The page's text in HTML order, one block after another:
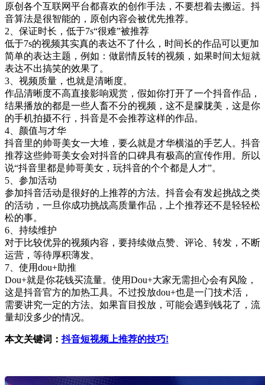
原创各个互联网平台都喜欢的创作手法，不要想着去搬运。抖
音算法是很智能的，原创内容会被优先推荐。
2、保证时长，低于7s“很难”被推荐
低于7s的视频其实真的表达不了什么，时间长的作品可以更加
简单的表达主题，例如：做剧情反转的视频，如果时间太短就
表达不出搞笑的效果了。
3、视频质量，也就是清晰度。
作品清晰度不高直接影响观赏，假如你打开了一个抖音作品，
结果播放的都是一些人畜不分的视频，这不是朦胧美，这是你
的手机拍摄不行，抖音是不会推荐这样的作品。
4、颜值与才华
抖音里的帅哥美女一大堆，要么就是才华横溢的手艺人。抖音
推荐这些帅哥美女会对抖音的口碑具有极高的宣传作用。所以
说“抖音里都是帅哥美女，玩抖音的个个都是人才”。
5、参加活动
参加抖音活动是很好的上推荐的方法。抖音会有发起挑战之类
的活动，一旦你成功挑战高质量作品，上个推荐还不是轻轻松
松的事。
6、持续维护
对于比较优异的视频内容，要持续做点赞、评论、转发，不断
运营，等待厚积薄发。
7、使用dou+助推
Dou+就是你花钱买流量。使用Dou+大家无需担心会有风险，
这是抖音官方的加热工具。不过投放dou+也是一门技术活，
需要讲究一定的方法。如果盲目投放，可能会遇到钱花了，流
量却没多少的情况。
本文关键词：抖音短视频上推荐的技巧!